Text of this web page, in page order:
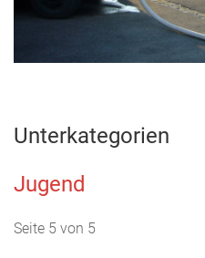
Unterkategorien
Jugend
Seite 5 von 5